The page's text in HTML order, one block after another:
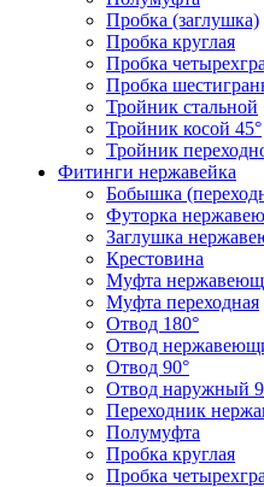
Пробка (заглушка)
Пробка круглая
Пробка
Пробка
Тройник стальной
Тройник косой 45°
Тройник
Фитинги нержавейка
Бобышка
Футорка
Заглушка
Крестовина
Муфта
Муфта переходная
Отвод 180°
Отвод
Отвод 90°
Отвод наружный
Переходник
Полумуфта
Пробка круглая
Пробка